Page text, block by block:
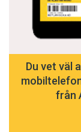
Du vet väl
från